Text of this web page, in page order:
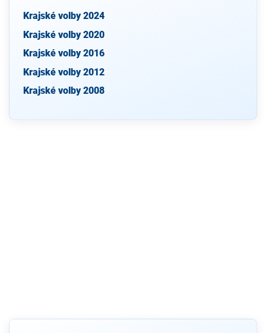
Krajské volby 2024
Krajské volby 2020
Krajské volby 2016
Krajské volby 2012
Krajské volby 2008